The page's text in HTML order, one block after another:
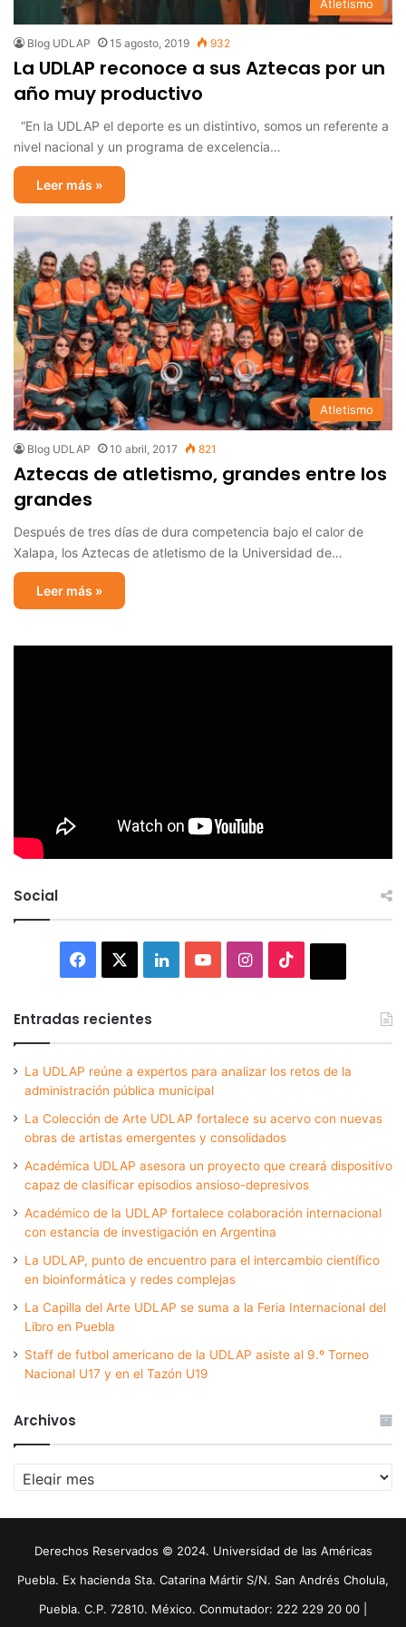
Atletismo
Blog UDLAP 15 agosto, 2019 932
La UDLAP reconoce a sus Aztecas por un
año muy productivo
“En la UDLAP el deporte es un distintivo, somos un referente a
nivel nacional y un programa de excelencia…
Leer más »
Atletismo
Blog UDLAP 10 abril, 2017 821
Aztecas de atletismo, grandes entre los
grandes
Después de tres días de dura competencia bajo el calor de
Xalapa, los Aztecas de atletismo de la Universidad de…
Leer más »
Social
Facebook LinkedInYouTubeInstagram
Entradas recientes
La UDLAP reúne a expertos para analizar los retos de la
administración pública municipal
La Colección de Arte UDLAP fortalece su acervo con nuevas
obras de artistas emergentes y consolidados
Académica UDLAP asesora un proyecto que creará dispositivo
capaz de clasificar episodios ansioso-depresivos
Académico de la UDLAP fortalece colaboración internacional
con estancia de investigación en Argentina
La UDLAP, punto de encuentro para el intercambio científico
en bioinformática y redes complejas
La Capilla del Arte UDLAP se suma a la Feria Internacional del
Libro en Puebla
Staff de futbol americano de la UDLAP asiste al 9.º Torneo
Nacional U17 y en el Tazón U19
Archivos
Archivos
Derechos Reservados © 2024. Universidad de las Américas
Puebla. Ex hacienda Sta. Catarina Mártir S/N. San Andrés Cholula,
Puebla. C.P. 72810. México. Conmutador: 222 229 20 00 |